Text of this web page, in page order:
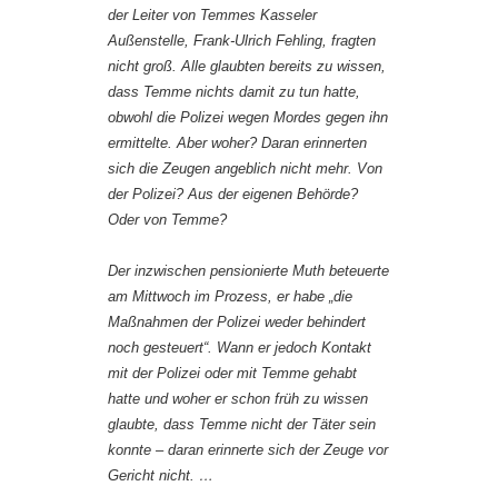
der Leiter von Temmes Kasseler
Außenstelle, Frank-Ulrich Fehling, fragten
nicht groß. Alle glaubten bereits zu wissen,
dass Temme nichts damit zu tun hatte,
obwohl die Polizei wegen Mordes gegen ihn
ermittelte. Aber woher? Daran erinnerten
sich die Zeugen angeblich nicht mehr. Von
der Polizei? Aus der eigenen Behörde?
Oder von Temme?
Der inzwischen pensionierte Muth beteuerte
am Mittwoch im Prozess, er habe „die
Maßnahmen der Polizei weder behindert
noch gesteuert“. Wann er jedoch Kontakt
mit der Polizei oder mit Temme gehabt
hatte und woher er schon früh zu wissen
glaubte, dass Temme nicht der Täter sein
konnte – daran erinnerte sich der Zeuge vor
Gericht nicht. …